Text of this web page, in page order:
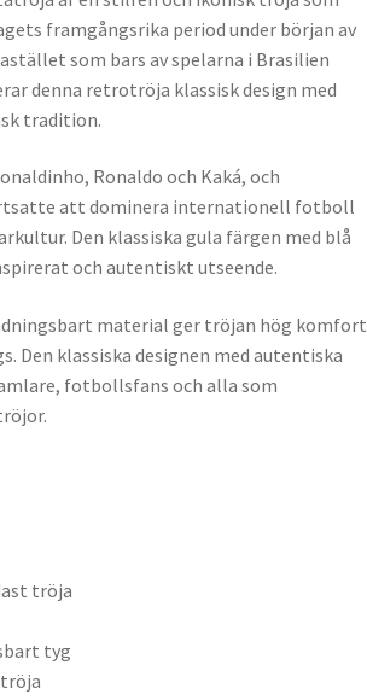
framgångsrika period under början av
som bars av spelarna i Brasilien
denna retrotröja klassisk design med
tradition.
Ronaldo och Kaká, och
att dominera internationell fotboll
Den klassiska gula färgen med blå
och autentiskt utseende.
material ger tröjan hög komfort
Den klassiska designen med autentiska
fotbollsfans och alla som
tröja
tyg